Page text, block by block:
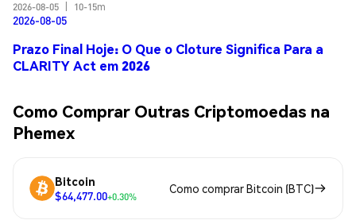
2026-08-05
10-15m
2026-08-05
Prazo Final Hoje: O Que o Cloture Significa Para a
CLARITY Act em 2026
Como Comprar Outras Criptomoedas na
Phemex
Bitcoin
$64,477.00+0.30%
Como comprar Bitcoin (BTC)